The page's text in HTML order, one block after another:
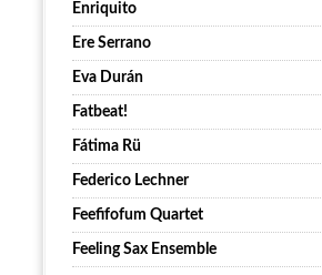
Enriquito
Ere Serrano
Eva Durán
Fatbeat!
Fátima Rü
Federico Lechner
Feefifofum Quartet
Feeling Sax Ensemble